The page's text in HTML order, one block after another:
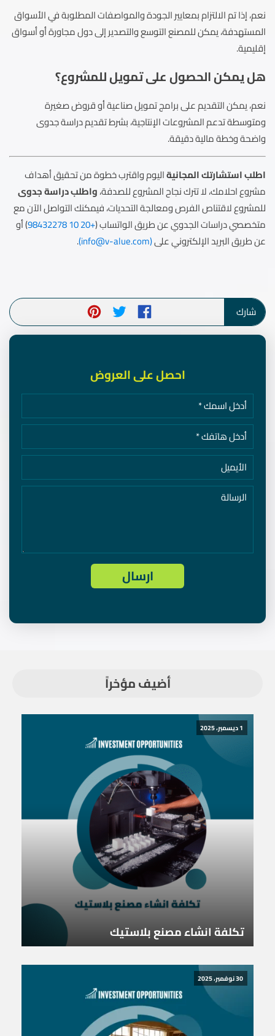
نعم، إذا تم الالتزام بمعايير الجودة والمواصفات المطلوبة في الأسواق
المستهدفة، يمكن للمصنع التوسع والتصدير إلى دول مجاورة أو أسواق
إقليمية.
هل يمكن الحصول على تمويل للمشروع؟
نعم، يمكن التقديم على برامج تمويل صناعية أو قروض صغيرة
ومتوسطة تدعم المشروعات الإنتاجية، بشرط تقديم دراسة جدوى
واضحة وخطة مالية دقيقة.
اطلب استشارتك المجانيةاليوم واقترب خطوة من تحقيق أهداف
مشروع احلامك، لا تترك نجاح المشروع للصدفة،واطلب دراسة جدوى
للمشروع لاقتناص الفرص ومعالجة التحديات، فيمكنك التواصل الآن مع
متخصصي دراسات الجدوي عن طريق الواتساب (+20 10 98432278
) أو
عن طريق البريد الإلكتروني على(
info@v-alue.com
)
.
شارك
احصل على العروض
أضيف مؤخراً
1 ديسمبر، 2025
تكلفة انشاء مصنع بلاستيك
30 نوفمبر، 2025